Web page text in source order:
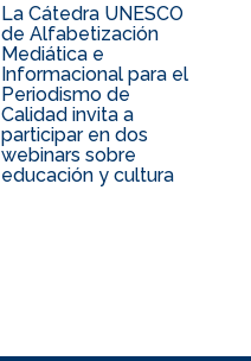
La Cátedra UNESCO
de Alfabetización
Mediática e
Informacional para el
Periodismo de
Calidad invita a
participar en dos
webinars sobre
educación y cultura